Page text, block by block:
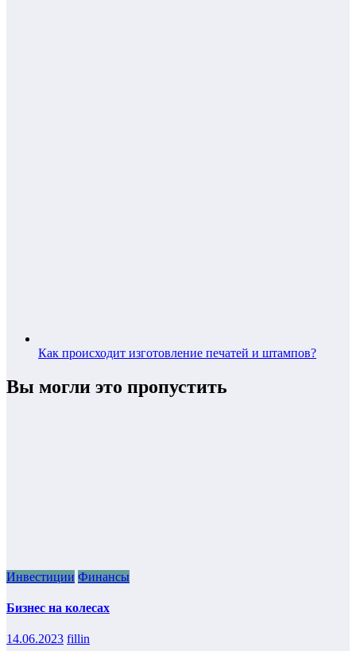
Как происходит изготовление печатей и штампов?
Вы могли это пропустить
Инвестиции Финансы
Бизнес на колесах
14.06.2023 fillin